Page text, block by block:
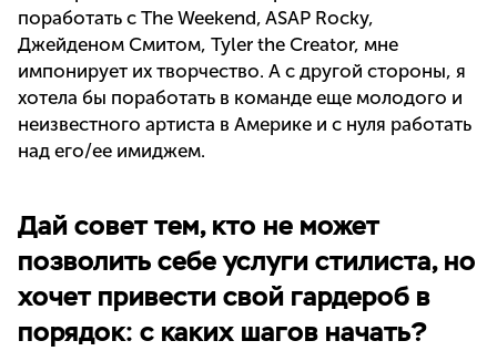
поработать с The Weekend, ASAP Rocky,
Джейденом Смитом, Tyler the Creator, мне
импонирует их творчество. А с другой стороны, я
хотела бы поработать в команде еще молодого и
неизвестного артиста в Америке и с нуля работать
над его/ее имиджем.
Дай совет тем, кто не может
позволить себе услуги стилиста, но
хочет привести свой гардероб в
порядок: с каких шагов начать?